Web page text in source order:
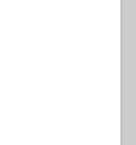
contro il genocidio di
crimine. Nello spiegare
un portavoce del
Khalil “sono in linea con